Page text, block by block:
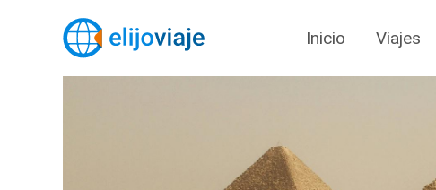
Inicio Viajes